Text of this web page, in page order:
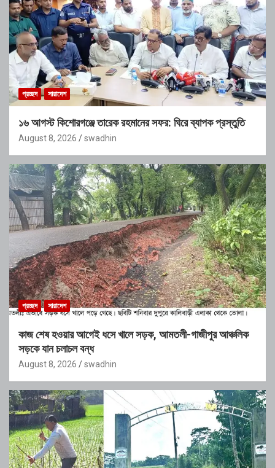
প্রচ্ছদ সারাদেশ
১৬ আগস্ট কিশোরগঞ্জে তারেক রহমানের সফর: ঘিরে ব্যাপক প্রস্তুতি
August 8, 2026 swadhin
প্রচ্ছদ সারাদেশ
কাজ শেষ হওয়ার আগেই ধসে খালে সড়ক, আমতলী-গাজীপুর আঞ্চলিক
সড়কে যান চলাচল বন্ধ
August 8, 2026 swadhin